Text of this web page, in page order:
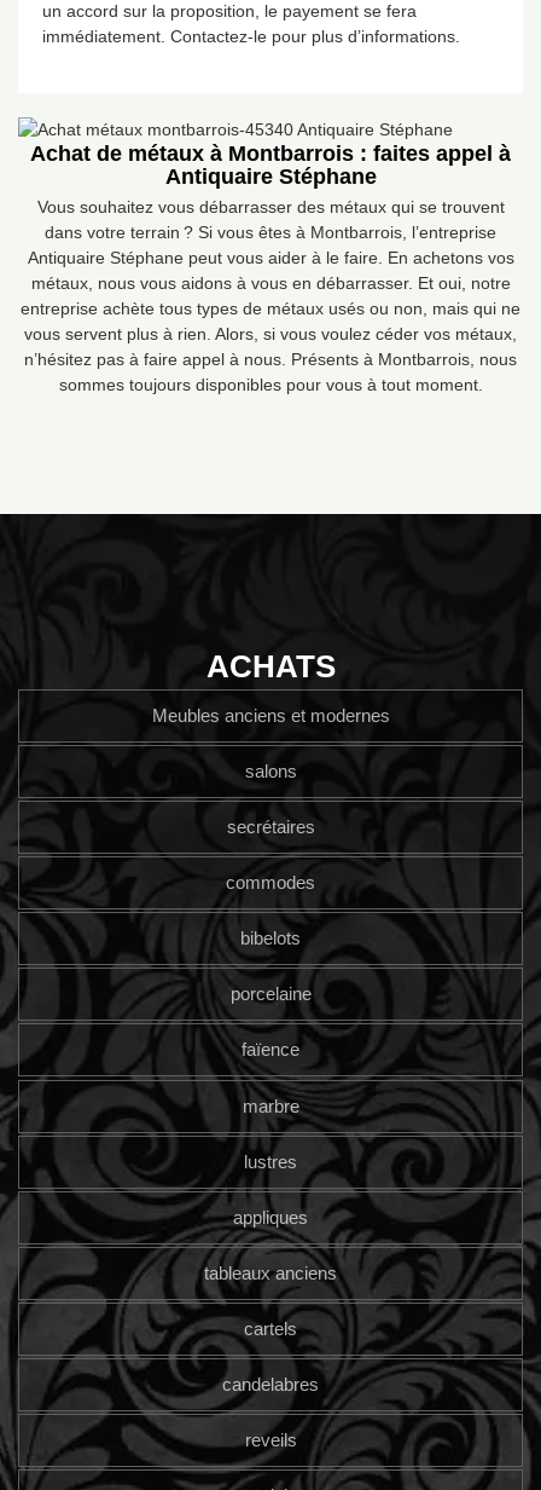
un accord sur la proposition, le payement se fera
immédiatement. Contactez-le pour plus d’informations.
Achat de métaux à Montbarrois : faites appel à
Antiquaire Stéphane
Vous souhaitez vous débarrasser des métaux qui se trouvent
dans votre terrain ? Si vous êtes à Montbarrois, l’entreprise
Antiquaire Stéphane peut vous aider à le faire. En achetons vos
métaux, nous vous aidons à vous en débarrasser. Et oui, notre
entreprise achète tous types de métaux usés ou non, mais qui ne
vous servent plus à rien. Alors, si vous voulez céder vos métaux,
n’hésitez pas à faire appel à nous. Présents à Montbarrois, nous
sommes toujours disponibles pour vous à tout moment.
ACHATS
Meubles anciens et modernes
salons
secrétaires
commodes
bibelots
porcelaine
faïence
marbre
lustres
appliques
tableaux anciens
cartels
candelabres
reveils